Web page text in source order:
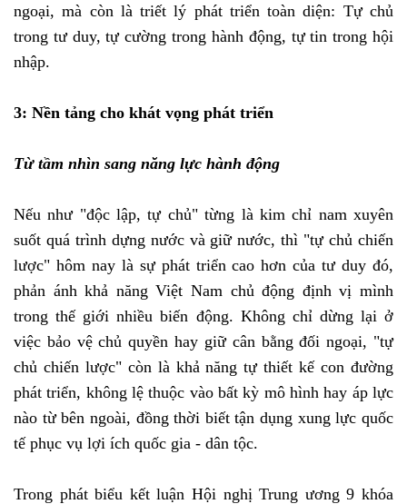
ngoại, mà còn là triết lý phát triển toàn diện: Tự chủ
trong tư duy, tự cường trong hành động, tự tin trong hội
nhập.
3: Nền tảng cho khát vọng phát triển
Từ tầm nhìn sang năng lực hành động
Nếu như "độc lập, tự chủ" từng là kim chỉ nam xuyên
suốt quá trình dựng nước và giữ nước, thì "tự chủ chiến
lược" hôm nay là sự phát triển cao hơn của tư duy đó,
phản ánh khả năng Việt Nam chủ động định vị mình
trong thế giới nhiều biến động. Không chỉ dừng lại ở
việc bảo vệ chủ quyền hay giữ cân bằng đối ngoại, "tự
chủ chiến lược" còn là khả năng tự thiết kế con đường
phát triển, không lệ thuộc vào bất kỳ mô hình hay áp lực
nào từ bên ngoài, đồng thời biết tận dụng xung lực quốc
tế phục vụ lợi ích quốc gia - dân tộc.
Trong phát biểu kết luận Hội nghị Trung ương 9 khóa